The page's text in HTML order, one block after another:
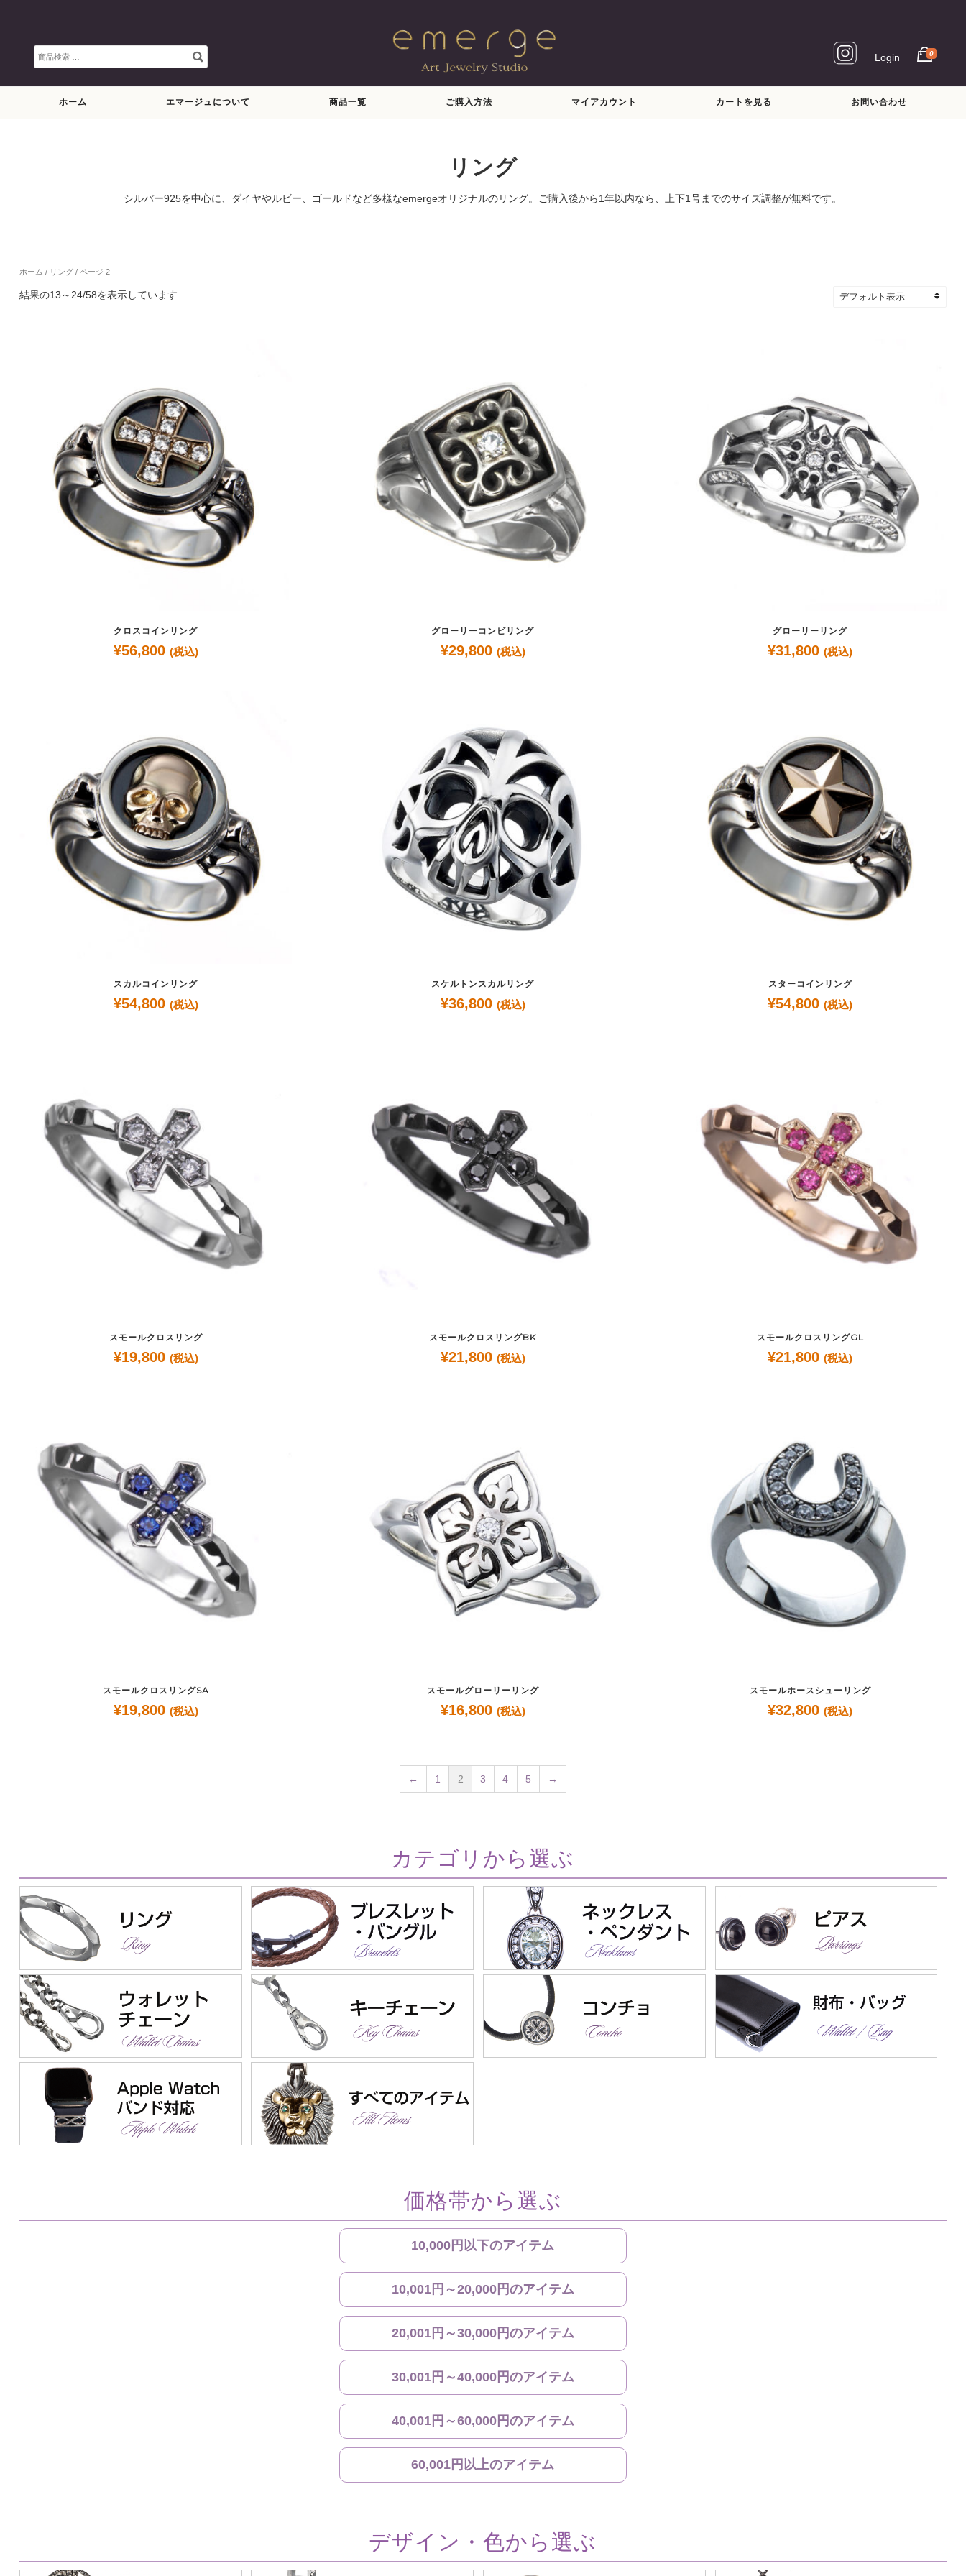
検
索
Login 0
ホーム エマージュについて 商品一覧 ご購入方法 マイアカウント カートを見る お問い合わせ
リング
シルバー925を中心に、ダイヤやルビー、ゴールドなど多様なemergeオリジナルのリング。ご購入後から1年以内なら、上下1号までのサイズ調整が無料です。
ホーム / リング/ ページ 2
結果の13～24/58を表示しています
クロスコインリング
¥56,800 (税込)
グローリーコンビリング
¥29,800 (税込)
グローリーリング
¥31,800 (税込)
スカルコインリング
¥54,800 (税込)
スケルトンスカルリング
¥36,800 (税込)
スターコインリング
¥54,800 (税込)
スモールクロスリング
¥19,800 (税込)
スモールクロスリングBK
¥21,800 (税込)
スモールクロスリングGL
¥21,800 (税込)
スモールクロスリングSA
¥19,800 (税込)
スモールグローリーリング
¥16,800 (税込)
スモールホースシューリング
¥32,800 (税込)
← 1 2 3 4 5 →
カテゴリから選ぶ
価格帯から選ぶ
10,000円以下のアイテム
10,001円～20,000円のアイテム
20,001円～30,000円のアイテム
30,001円～40,000円のアイテム
40,001円～60,000円のアイテム
60,001円以上のアイテム
デザイン・色から選ぶ